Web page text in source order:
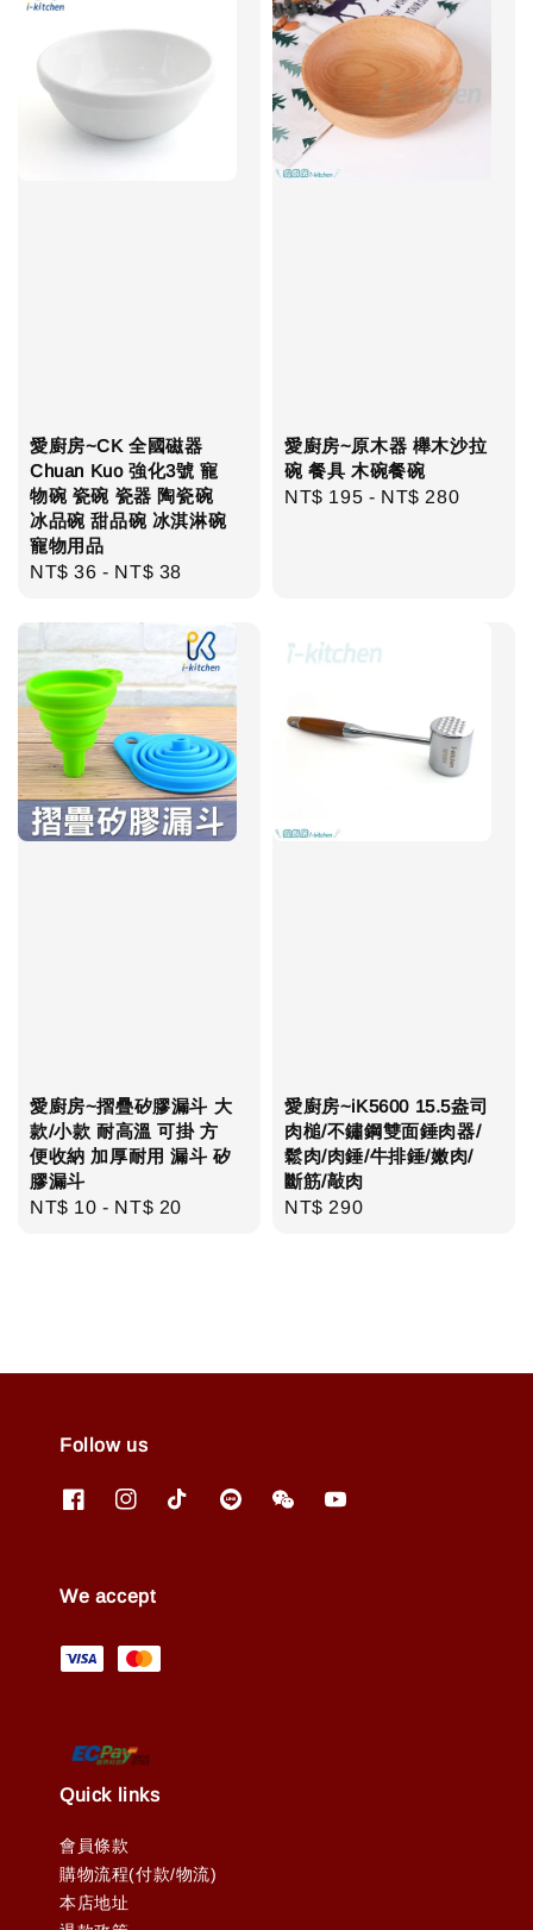
愛廚房~CK 全國磁器
Chuan Kuo 強化3號 寵
物碗 瓷碗 瓷器 陶瓷碗
冰品碗 甜品碗 冰淇淋碗
寵物用品
Regular
NT$ 36 - NT$ 38
愛廚房~原木器 櫸木沙拉
碗 餐具 木碗餐碗
Regular
NT$ 195 - NT$ 280
愛廚房~摺疊矽膠漏斗 大
款/小款 耐高溫 可掛 方
便收納 加厚耐用 漏斗 矽
膠漏斗
Regular
NT$ 10 - NT$ 20
愛廚房~iK5600 15.5盎司
肉槌/不鏽鋼雙面錘肉器/
鬆肉/肉錘/牛排錘/嫩肉/
斷筋/敲肉
Regular
NT$ 290
Follow us
We accept
Quick links
會員條款
購物流程(付款/物流)
本店地址